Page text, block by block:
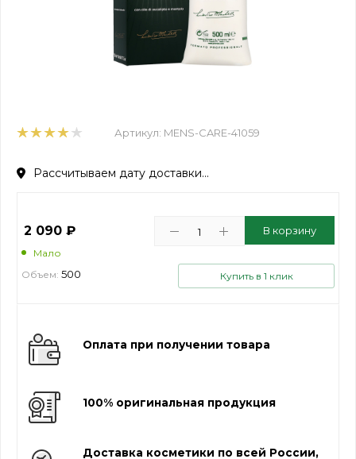
Артикул: MENS-CARE-41059
Рассчитываем дату доставки...
2 090 ₽
Мало
Объем: 500
В корзину
Купить в 1 клик
Оплата при получении товара
100% оригинальная продукция
Доставка косметики по всей России,